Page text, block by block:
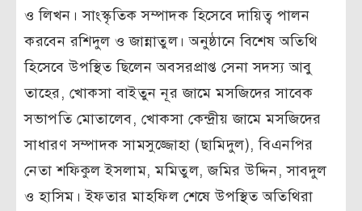
ও লিখন। সাংস্কৃতিক সম্পাদক হিসেবে দায়িত্ব পালন
করবেন রশিদুল ও জান্নাতুল। অনুষ্ঠানে বিশেষ অতিথি
হিসেবে উপস্থিত ছিলেন অবসরপ্রাপ্ত সেনা সদস্য আবু
তাহের, খোকসা বাইতুন নূর জামে মসজিদের সাবেক
সভাপতি মোতালেব, খোকসা কেন্দ্রীয় জামে মসজিদের
সাধারণ সম্পাদক সামসুজ্জোহা (ছামিদুল), বিএনপির
নেতা শফিকুল ইসলাম, মমিতুল, জমির উদ্দিন, সাবদুল
ও হাসিম। ইফতার মাহফিল শেষে উপস্থিত অতিথিরা